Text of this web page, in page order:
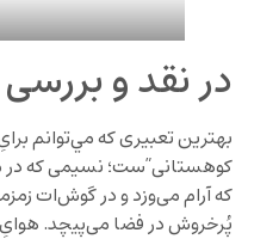
در نقد و
بهترين تعبيری که مي‌توانم
کوهستانی”ست؛ نسيمی که در
که آرام می‌وزد و در گوش‌ات
پُرخروش در فضا می‌پيچد.